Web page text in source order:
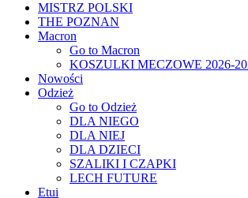
MISTRZ POLSKI
THE POZNAN
Macron
Go to Macron
KOSZULKI MECZOWE 2026-
Nowości
Odzież
Go to Odzież
DLA NIEGO
DLA NIEJ
DLA DZIECI
SZALIKI I CZAPKI
LECH FUTURE
Etui